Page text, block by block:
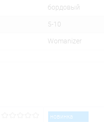
бордовый
5-10
Womanizer
новинка